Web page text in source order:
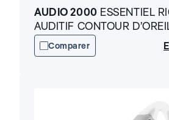
AUDIO 2000 ESSENTIEL
AUDITIF CONTOUR
Comparer